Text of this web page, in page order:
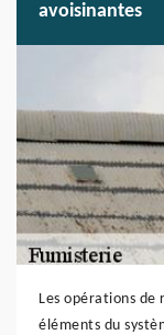
avoisinantes
Les opérations de
éléments du